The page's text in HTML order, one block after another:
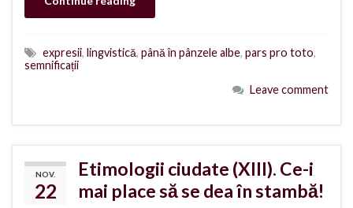
expresii, lingvistică, până în pânzele albe, pars pro toto,
semnificații
Leave comment
NOV.
22
Etimologii ciudate (XIII). Ce-i
mai place să se dea în stambă!